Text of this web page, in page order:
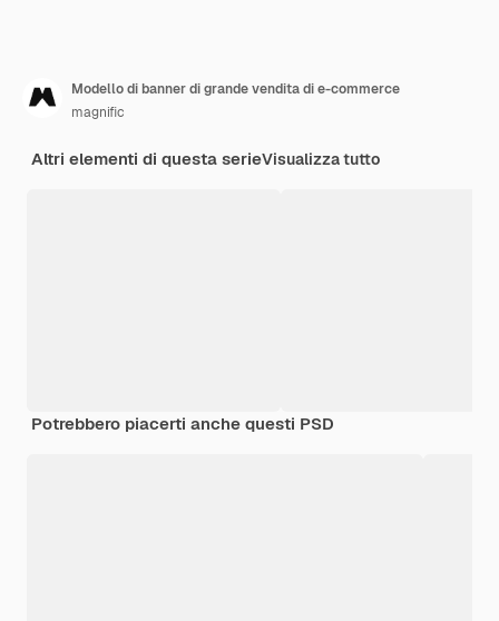
Modello di banner di grande vendita di e-commerce
magnific
Altri elementi di questa serieVisualizza tutto
Potrebbero piacerti anche questi PSD